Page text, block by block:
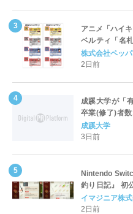
アニメ「ハイ
ベルティ「名
対応について
株式会社ペッ
2日前
成蹊大学が「
卒業(修了)者
全国第1位を
4.3pt）に伸長
成蹊大学
3日前
Nintendo
釣り日記』 初
公開！
イマジニア株
2日前